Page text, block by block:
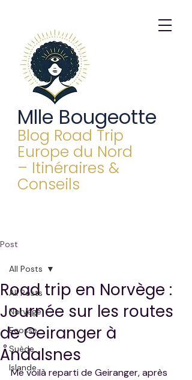
Mlle Bougeotte
Blog Road Trip
Europe du Nord
– Itinéraires &
Conseils
Post
All Posts
Norvège
Ecosse
Suède
Islande
All Posts
Road trip en Norvège :
Journée sur les routes
de Geiranger à
Åndalsnes
Me voilà reparti de Geiranger, après